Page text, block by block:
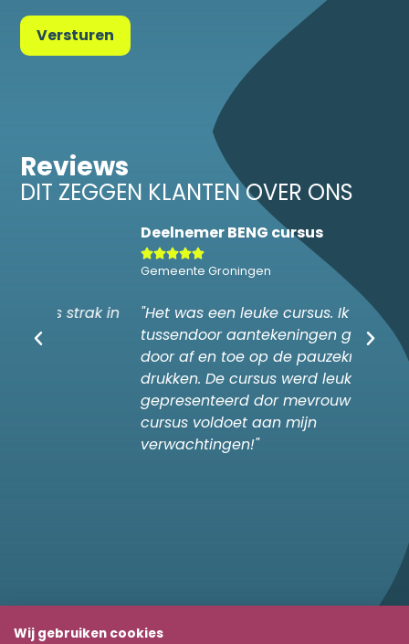
Versturen
Reviews
DIT ZEGGEN KLANTEN OVER ONS
Deelnemer BENG cursus
Gemeente Groningen
"Het was een leuke cursus. Ik heb
tussendoor aantekeningen gemaakt
door af en toe op de pauzeknop te
drukken. De cursus werd leuk
gepresenteerd dor mevrouw Sehat. De
cursus voldoet aan mijn
verwachtingen!"
Wij gebruiken cookies